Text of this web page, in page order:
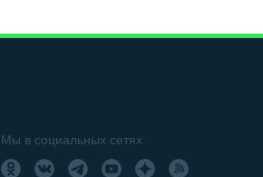
Мы в социальных сетях